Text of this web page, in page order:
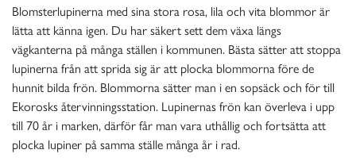
Blomsterlupinerna med sina stora rosa, lila och vita blommor är
lätta att känna igen. Du har säkert sett dem växa längs
vägkanterna på många ställen i kommunen. Bästa sätter att stoppa
lupinerna från att sprida sig är att plocka blommorna före de
hunnit bilda frön. Blommorna sätter man i en sopsäck och för till
Ekorosks återvinningsstation. Lupinernas frön kan överleva i upp
till 70 år i marken, därför får man vara uthållig och fortsätta att
plocka lupiner på samma ställe många år i rad.